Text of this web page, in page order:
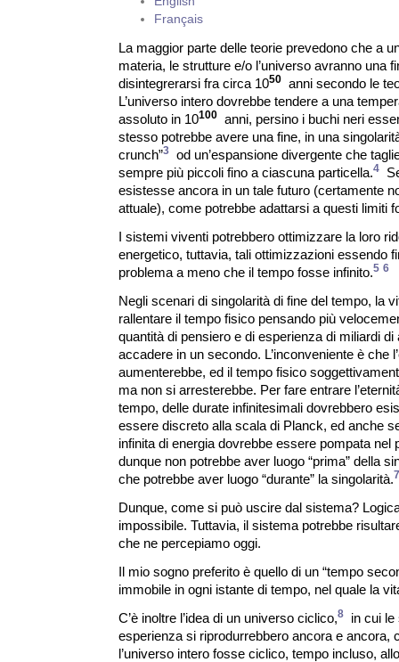
Français
La maggior parte delle teorie prevedono che a
materia, le strutture e/o l’universo avranno una
disintegrerarsi fra circa 1050 anni secondo le
L’universo intero dovrebbe tendere a una
assoluto in 10100 anni, persino i buchi neri
stesso potrebbe avere una fine, in una
crunch”3 od un’espansione divergente che
sempre più piccoli fino a ciascuna particella.4
esistesse ancora in un tale futuro (certamente
attuale), come potrebbe adattarsi a questi limiti
I sistemi viventi potrebbero ottimizzare la loro
energetico, tuttavia, tali ottimizzazioni essendo
problema a meno che il tempo fosse infinito.5 6
Negli scenari di singolarità di fine del tempo, la
rallentare il tempo fisico pensando più
quantità di pensiero e di esperienza di miliardi
accadere in un secondo. L’inconveniente è che
aumenterebbe, ed il tempo fisico
ma non si arresterebbe. Per fare entrare
tempo, delle durate infinitesimali dovrebbero
essere discreto alla scala di Planck, ed anche
infinita di energia dovrebbe essere pompata nel
dunque non potrebbe aver luogo “prima” della
che potrebbe aver luogo “durante” la singolarità.7
Dunque, come si può uscire dal sistema?
impossibile. Tuttavia, il sistema potrebbe
che ne percepiamo oggi.
Il mio sogno preferito è quello di un “tempo
immobile in ogni istante di tempo, nel quale la
C’è inoltre l’idea di un universo ciclico,8
in cui
esperienza si riprodurrebbero ancora e ancora,
l’universo intero fosse ciclico, tempo incluso,